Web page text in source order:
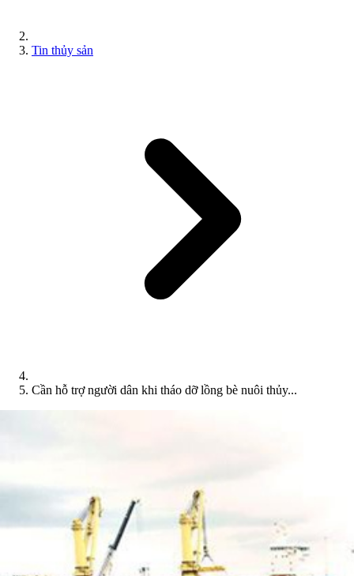
Tin thủy sản
Cần hỗ trợ người dân khi tháo dỡ lồng bè nuôi thủy...